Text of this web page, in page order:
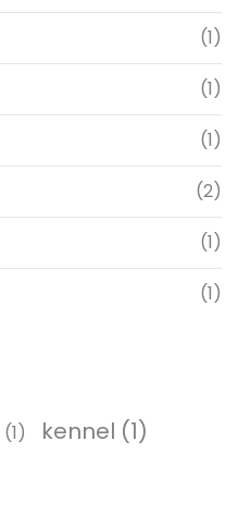
(1)
(1)
(1)
(2)
(1)
(1)
(1) kennel (1)